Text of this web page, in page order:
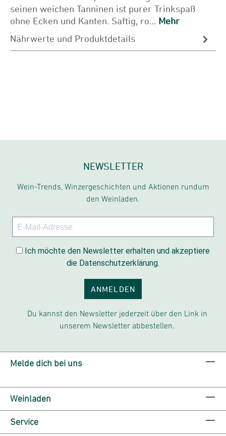
seinen weichen Tanninen ist purer Trinkspaß
ohne Ecken und Kanten. Saftig, ro… Mehr
Nährwerte und Produktdetails
NEWSLETTER
Wein-Trends, Winzergeschichten und Aktionen rundum
den Weinladen.
Ich möchte den Newsletter erhalten und akzeptiere
die Datenschutzerklärung.
ANMELDEN
Du kannst den Newsletter jederzeit über den Link in
unserem Newsletter abbestellen.
Melde dich bei uns
Weinladen
Service